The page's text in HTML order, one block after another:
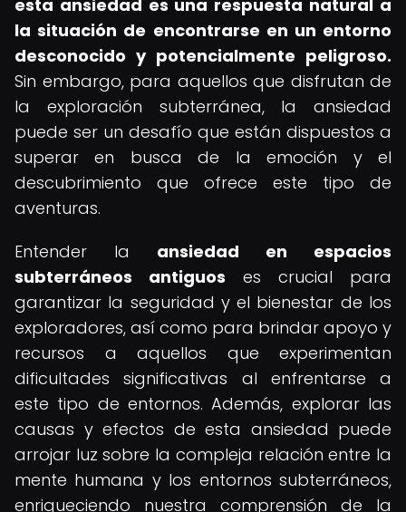
esta ansiedad es una respuesta natural a
la situación de encontrarse en un entorno
desconocido y potencialmente peligroso.
Sin embargo, para aquellos que disfrutan de
la exploración subterránea, la ansiedad
puede ser un desafío que están dispuestos a
superar en busca de la emoción y el
descubrimiento que ofrece este tipo de
aventuras.
Entender la ansiedad en espacios
subterráneos antiguos es crucial para
garantizar la seguridad y el bienestar de los
exploradores, así como para brindar apoyo y
recursos a aquellos que experimentan
dificultades significativas al enfrentarse a
este tipo de entornos. Además, explorar las
causas y efectos de esta ansiedad puede
arrojar luz sobre la compleja relación entre la
mente humana y los entornos subterráneos,
enriqueciendo nuestra comprensión de la